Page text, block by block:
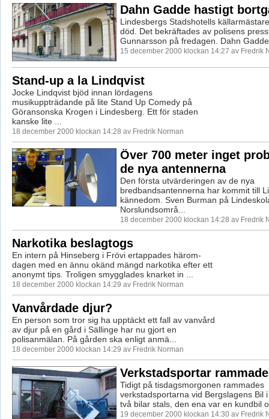
Dahn Gadde hastigt
Lindesbergs Stadshotells
död. Det bekräftades av polisens
Gunnarsson på fredagen. Dahn
15 december 2000 klockan 14:27 av Fredrik
Stand-up a la Lindqvist
Jocke Lindqvist bjöd innan lördagens
musikuppträdande på lite Stand Up Comedy på
Göransonska Krogen i Lindesberg. Ett för staden
kanske lite ...
18 december 2000 klockan 14:28 av Fredrik Norman
Över 700 meter inget
de nya antennerna
Den första utvärderingen av de nya
bredbandsantennerna har kommit till
kännedom. Sven Burman på
Norslundsområ...
18 december 2000 klockan 14:28 av Fredrik
Narkotika beslagtogs
En intern på Hinseberg i Frövi ertappades härom-
dagen med en ännu okänd mängd narkotika efter ett
anonymt tips. Troligen smygglades knarket in ...
18 december 2000 klockan 14:29 av Fredrik Norman
Vanvårdade djur?
En person som tror sig ha upptäckt ett fall av vanvård
av djur på en gård i Sällinge har nu gjort en
polisanmälan. På gården ska enligt anmä...
18 december 2000 klockan 14:29 av Fredrik Norman
Verkstadsportar
Tidigt på tisdagsmorgonen rammades
verkstadsportarna vid Bergslagens Bil
två bilar stals, den ena var en kundbil
19 december 2000 klockan 14:30 av Fredrik